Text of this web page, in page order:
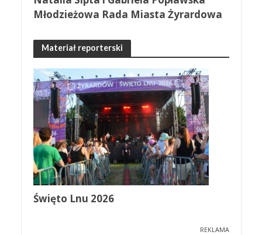
Młodzieżowa Rada Miasta Żyrardowa
Materiał reporterski
Święto Lnu 2026
REKLAMA